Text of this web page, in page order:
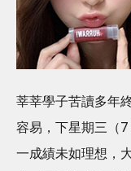
莘莘學子苦讀多年
容易，下星期三（
一成績未如理想，